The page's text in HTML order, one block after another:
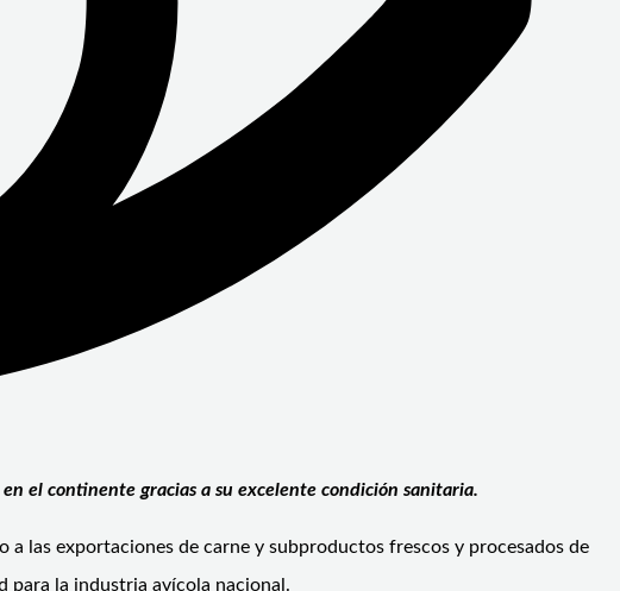
el continente gracias a su excelente condición sanitaria.
a las exportaciones de carne y subproductos frescos y procesados de
para la industria avícola nacional.